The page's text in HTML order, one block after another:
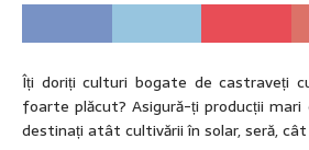
Îți doriți culturi bogate de castraveți
foarte plăcut? Asigură-ți producții mari
destinați atât cultivării în solar, seră,